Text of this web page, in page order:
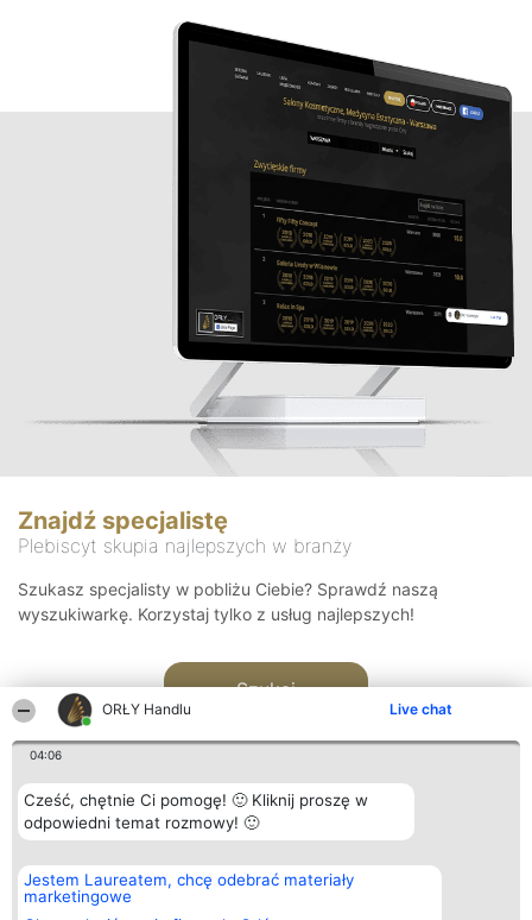
ORŁY Handlu Live chat
04:06
Cześć, chętnie Ci pomogę! 🙂 Kliknij proszę w
odpowiedni temat rozmowy! 🙂
Jestem Laureatem, chcę odebrać materiały
marketingowe
Znajdź specjalistę
Plebiscyt skupia najlepszych w branży
Szukasz specjalisty w pobliżu Ciebie? Sprawdź naszą
wyszukiwarkę. Korzystaj tylko z usług najlepszych!
Szukaj
Organizator plebiscytu
Bright Side Solutions sp. z o.
o. sp. k.
ul. Ruska 22
Plebiscyt
Laureaci
wszystkich
Kontakt
Kontakt